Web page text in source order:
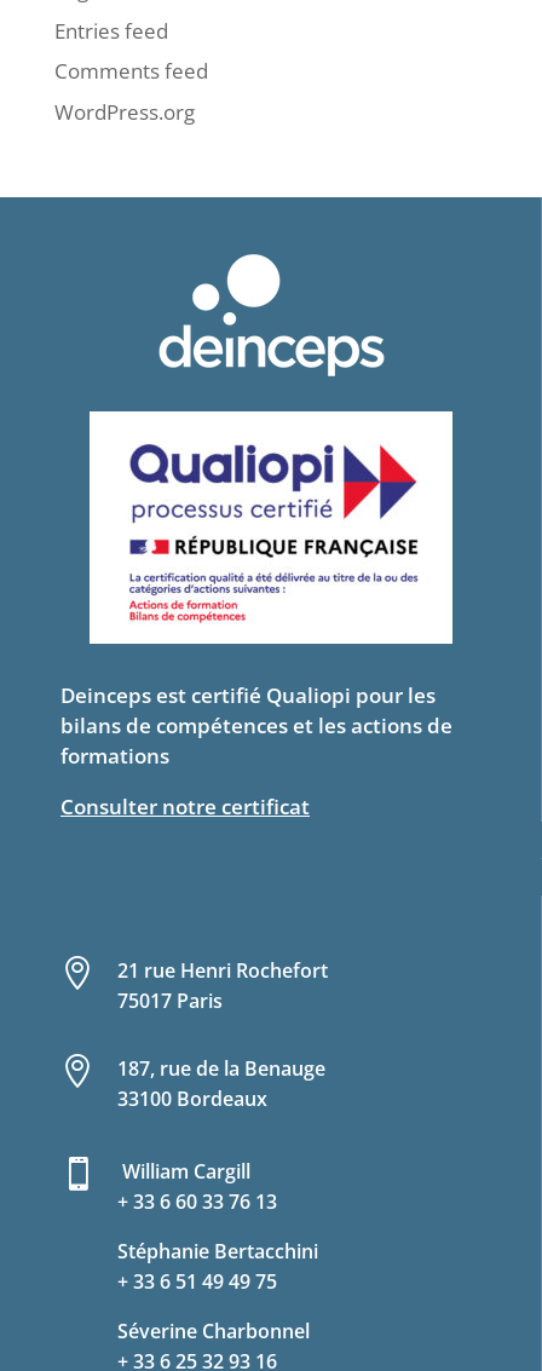
Entries feed
Comments feed
WordPress.org
Deinceps est certifié Qualiopi pour les
bilans de compétences et les actions de
formations
Consulter notre certificat

21 rue Henri Rochefort
75017 Paris

187, rue de la Benauge
33100 Bordeaux

William Cargill
+ 33 6 60 33 76 13
Stéphanie Bertacchini
+ 33 6 51 49 49 75
Séverine Charbonnel
+ 33 6 25 32 93 16